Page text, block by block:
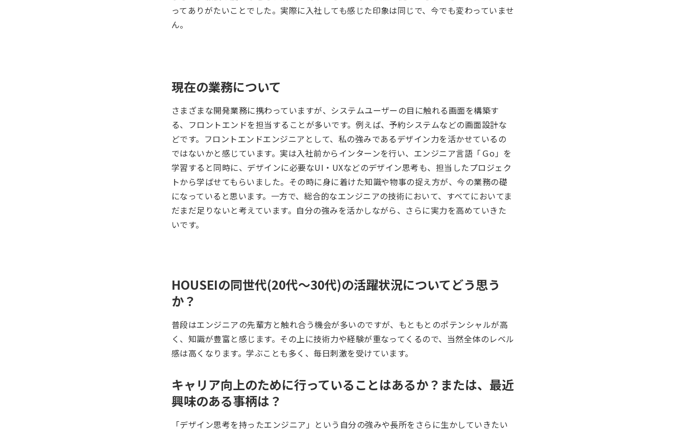
ってありがたいことでした。実際に入社しても感じた印象は同じで、今でも変わっていませ
ん。
現在の業務について
さまざまな開発業務に携わっていますが、システムユーザーの目に触れる画面を構築す
る、フロントエンドを担当することが多いです。例えば、予約システムなどの画面設計な
どです。フロントエンドエンジニアとして、私の強みであるデザイン力を活かせているの
ではないかと感じています。実は入社前からインターンを行い、エンジニア言語「Ｇo」を
学習すると同時に、デザインに必要なUI・UXなどのデザイン思考も、担当したプロジェク
トから学ばせてもらいました。その時に身に着けた知識や物事の捉え方が、今の業務の礎
になっていると思います。一方で、総合的なエンジニアの技術において、すべてにおいてま
だまだ足りないと考えています。自分の強みを活かしながら、さらに実力を高めていきた
いです。
HOUSEIの同世代(20代～30代)の活躍状況についてどう思う
か？
普段はエンジニアの先輩方と触れ合う機会が多いのですが、もともとのポテンシャルが高
く、知識が豊富と感じます。その上に技術力や経験が重なってくるので、当然全体のレベル
感は高くなります。学ぶことも多く、毎日刺激を受けています。
キャリア向上のために行っていることはあるか？または、最近
興味のある事柄は？
「デザイン思考を持ったエンジニア」という自分の強みや長所をさらに生かしていきたい